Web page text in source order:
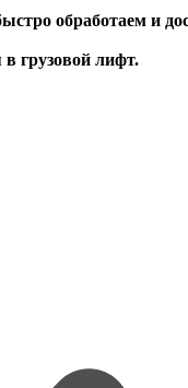
обработаем и
грузовой лифт.